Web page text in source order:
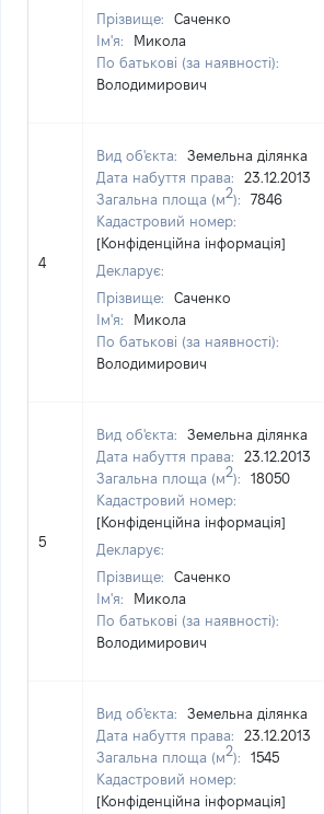
Прізвище:
Саченко
Ім'я:
Микола
По батькові (за наявності):
Володимирович
4
Вид об'єкта:
Земельна ділянка
Дата набуття права:
23.12.2013
Загальна площа (м2):
7846
Кадастровий номер:
[Конфіденційна інформація]
Декларує:
Прізвище:
Саченко
Ім'я:
Микола
По батькові (за наявності):
Володимирович
5
Вид об'єкта:
Земельна ділянка
Дата набуття права:
23.12.2013
Загальна площа (м2):
18050
Кадастровий номер:
[Конфіденційна інформація]
Декларує:
Прізвище:
Саченко
Ім'я:
Микола
По батькові (за наявності):
Володимирович
Вид об'єкта:
Земельна ділянка
Дата набуття права:
23.12.2013
Загальна площа (м2):
1545
Кадастровий номер:
[Конфіденційна інформація]